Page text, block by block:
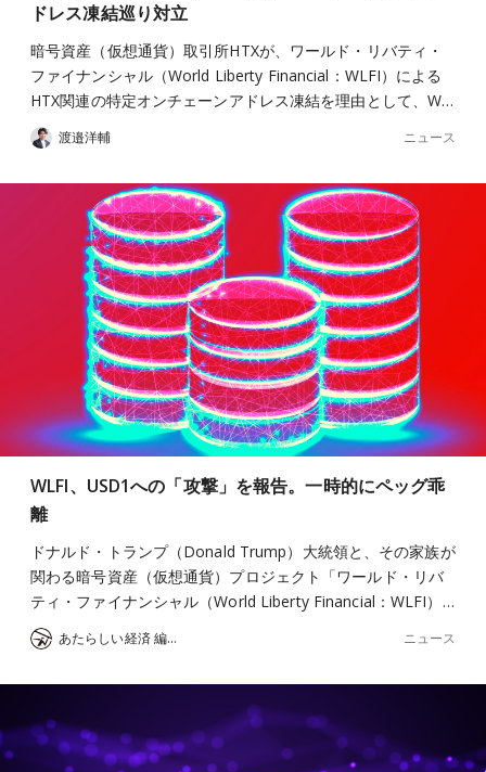
ドレス凍結巡り対立
暗号資産（仮想通貨）取引所HTXが、ワールド・リバティ・
ファイナンシャル（World Liberty Financial：WLFI）による
HTX関連の特定オンチェーンアドレス凍結を理由として、W…
渡邉洋輔 ニュース
WLFI、USD1への「攻撃」を報告。一時的にペッグ乖
離
ドナルド・トランプ（Donald Trump）大統領と、その家族が
関わる暗号資産（仮想通貨）プロジェクト「ワールド・リバ
ティ・ファイナンシャル（World Liberty Financial：WLFI）…
あたらしい経済 編集部 ニュース